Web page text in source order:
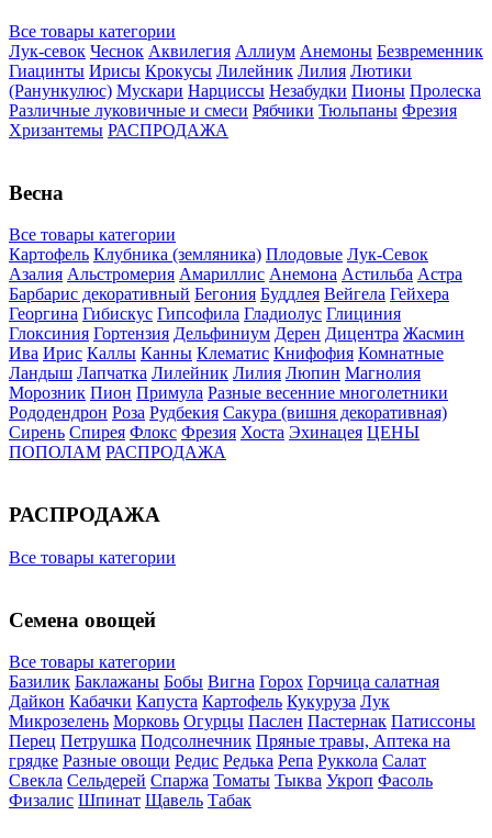
Все товары категории
Лук-севок Чеснок Аквилегия Аллиум Анемоны Безвременник
Гиацинты Ирисы Крокусы Лилейник Лилия Лютики
(Ранункулюс) Мускари Нарцисcы Незабудки Пионы Пролеска
Различные луковичные и смеси Рябчики Тюльпаны Фрезия
Хризантемы РАСПРОДАЖА
Весна
Все товары категории
Картофель Клубника (земляника) Плодовые Лук-Севок
Азалия Альстромерия Амариллис Анемона Астильба Астра
Барбарис декоративный Бегония Буддлея Вейгела Гейхера
Георгина Гибискус Гипсофила Гладиолус Глициния
Глоксиния Гортензия Дельфиниум Дерен Дицентра Жасмин
Ива Ирис Каллы Канны Клематис Книфофия Комнатные
Ландыш Лапчатка Лилейник Лилия Люпин Магнолия
Морозник Пион Примула Разные весенние многолетники
Рододендрон Роза Рудбекия Сакура (вишня декоративная)
Сирень Спирея Флокс Фрезия Хоста Эхинацея ЦЕНЫ
ПОПОЛАМ РАСПРОДАЖА
РАСПРОДАЖА
Все товары категории
Семена овощей
Все товары категории
Базилик Баклажаны Бобы Вигна Горох Горчица салатная
Дайкон Кабачки Капуста Картофель Кукуруза Лук
Микрозелень Морковь Огурцы Паслен Пастернак Патиссоны
Перец Петрушка Подсолнечник Пряные травы, Аптека на
грядке Разные овощи Редис Редька Репа Руккола Салат
Свекла Сельдерей Спаржа Томаты Тыква Укроп Фасоль
Физалис Шпинат Щавель Табак